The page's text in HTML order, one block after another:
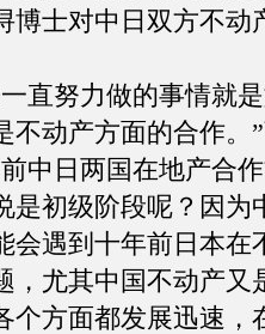
博士对中日双方不动
直努力做的事情就
不动产方面的合作。
中日两国在地产合
是初级阶段呢？因为
会遇到十年前日本在
，尤其中国不动产又
个方面都发展迅速，